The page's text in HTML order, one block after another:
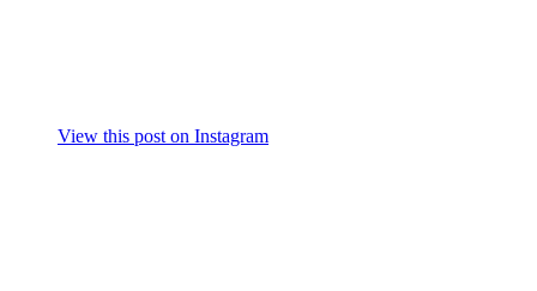
View this post on Instagram